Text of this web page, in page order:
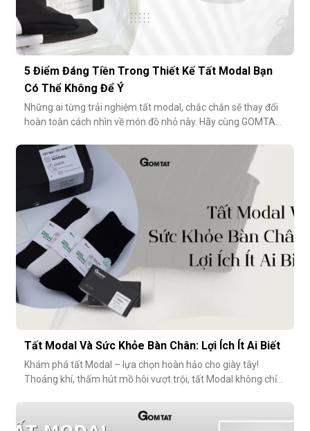
5 Điểm Đáng Tiền Trong Thiết Kế Tất Modal Bạn
Có Thể Không Để Ý
Những ai từng trải nghiệm tất modal, chắc chắn sẽ thay đổi
hoàn toàn cách nhìn về món đồ nhỏ này. Hãy cùng GOMTAT
modal cao cấp – những điều có thể bạn chưa từng để ý
nhưng lại ảnh hưởng rất nhiều đến trải nghiệm hằng
ngày.Chất liệu sợi modalĐiểm
Tất Modal Và Sức Khỏe Bàn Chân: Lợi Ích Ít Ai Biết
Khám phá tất Modal – lựa chọn hoàn hảo cho giày tây!
Thoáng khí, thấm hút mồ hôi vượt trội, tất Modal không chỉ
ngăn mùi hôi và bệnh da liễu. Hãy cùng khám phá lý do vì sao
tất Modal đang trở thành xu hướng không thể thiếu cho các